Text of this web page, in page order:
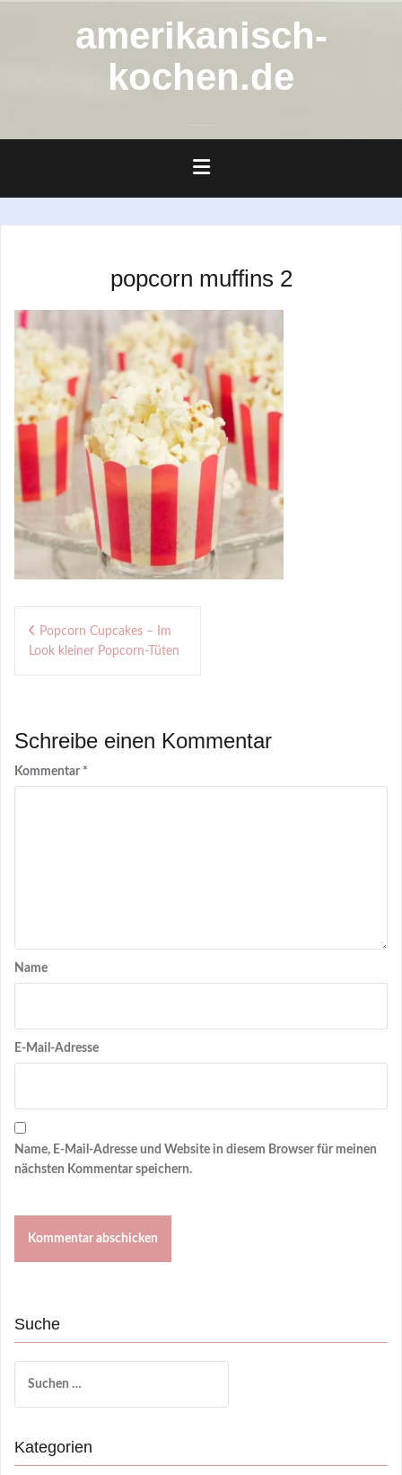
amerikanisch-
kochen.de
popcorn muffins 2
Beitragsnavigation
Popcorn Cupcakes – Im
Look kleiner Popcorn-Tüten
Schreibe einen Kommentar
Kommentar *
Name
E-Mail-Adresse
Name, E-Mail-Adresse und Website in diesem Browser für meinen
nächsten Kommentar speichern.
Suche
nach:
Kategorien